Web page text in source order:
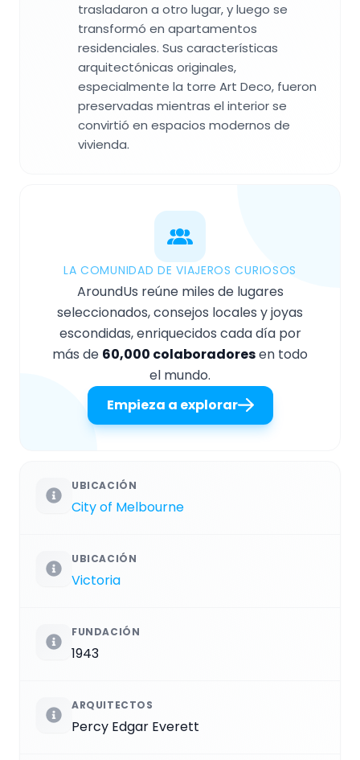
trasladaron a otro lugar, y luego se
transformó en apartamentos
residenciales. Sus características
arquitectónicas originales,
especialmente la torre Art Deco, fueron
preservadas mientras el interior se
convirtió en espacios modernos de
vivienda.
LA COMUNIDAD DE VIAJEROS CURIOSOS
AroundUs reúne miles de lugares
seleccionados, consejos locales y joyas
escondidas, enriquecidos cada día por
más de 60,000 colaboradoresen todo
el mundo.
Empieza a explorar
UBICACIÓN
City of Melbourne
UBICACIÓN
Victoria
FUNDACIÓN
1943
ARQUITECTOS
Percy Edgar Everett